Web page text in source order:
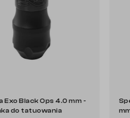
Exo Black Ops 4.0 mm -
do tatuowania